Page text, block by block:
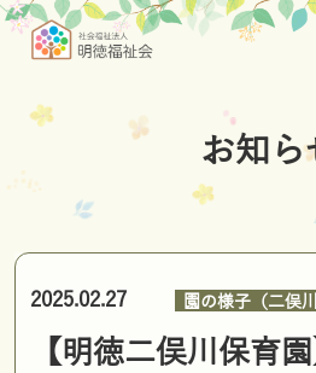
お知ら
2025.02.27 園の様子（二俣川
【明徳二俣川保育